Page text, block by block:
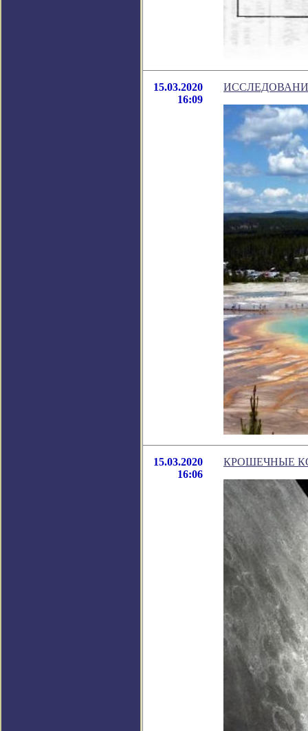
15.03.2020
16:09
15.03.2020
16:06
КРОШЕЧНЫЕ